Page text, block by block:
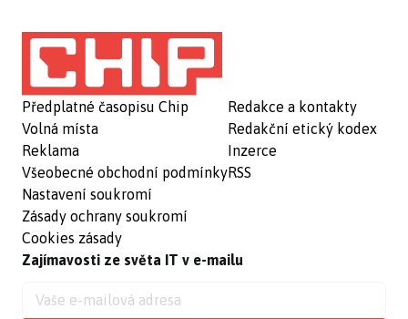
Předplatné časopisu Chip
Volná místa
Reklama
Všeobecné obchodní podmínky
Nastavení soukromí
Zásady ochrany soukromí
Cookies zásady
Redakce a kontakty
Redakční etický kodex
Inzerce
RSS
Zajímavosti ze světa IT v e-mailu